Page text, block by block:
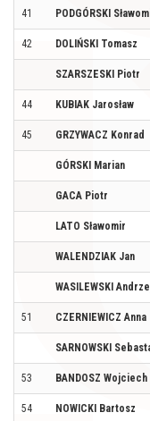
41 PODGÓRSKI
42 DOLIŃSKI Tomasz
SZARSZESKI Piotr
44 KUBIAK Jarosław
45 GRZYWACZ Konrad
GÓRSKI Marian
GACA Piotr
LATO Sławomir
WALENDZIAK Jan
WASILEWSKI
51 CZERNIEWICZ Anna
SARNOWSKI
53 BANDOSZ Wojciech
54 NOWICKI Bartosz